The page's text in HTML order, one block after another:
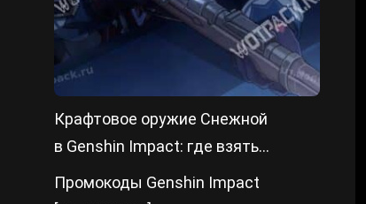
Крафтовое оружие Снежной
в Genshin Impact: где взять
чертежи
Промокоды Genshin Impact